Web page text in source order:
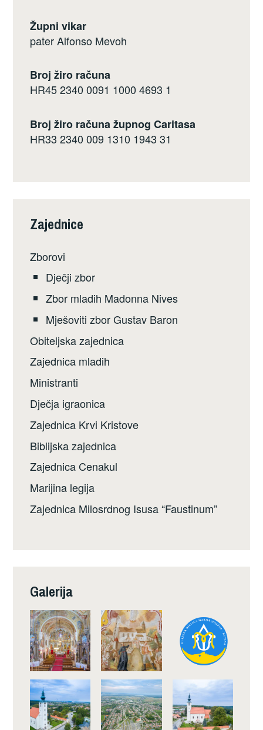
Župni vikar
pater Alfonso Mevoh
Broj žiro računa
HR45 2340 0091 1000 4693 1
Broj žiro računa župnog Caritasa
HR33 2340 009 1310 1943 31
Zajednice
Zborovi
Dječji zbor
Zbor mladih Madonna Nives
Mješoviti zbor Gustav Baron
Obiteljska zajednica
Zajednica mladih
Ministranti
Dječja igraonica
Zajednica Krvi Kristove
Biblijska zajednica
Zajednica Cenakul
Marijina legija
Zajednica Milosrdnog Isusa “Faustinum”
Galerija